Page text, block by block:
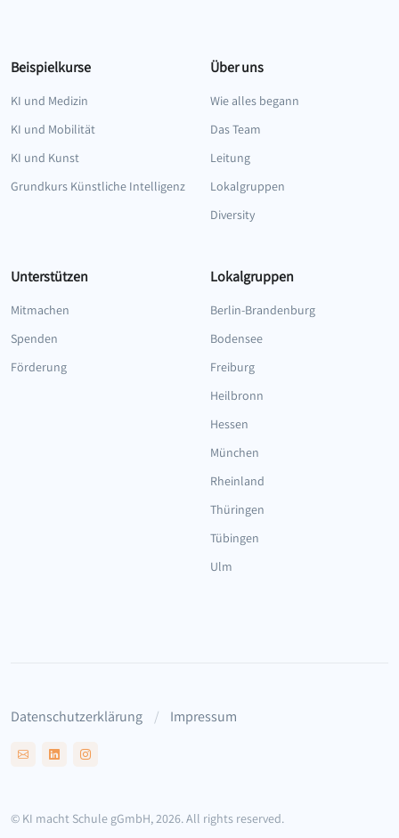
Beispielkurse
KI und Medizin
KI und Mobilität
KI und Kunst
Grundkurs Künstliche Intelligenz
Über uns
Wie alles begann
Das Team
Leitung
Lokalgruppen
Diversity
Unterstützen
Mitmachen
Spenden
Förderung
Lokalgruppen
Berlin-Brandenburg
Bodensee
Freiburg
Heilbronn
Hessen
München
Rheinland
Thüringen
Tübingen
Ulm
Datenschutzerklärung Impressum
© KI macht Schule gGmbH, 2026. All rights reserved.